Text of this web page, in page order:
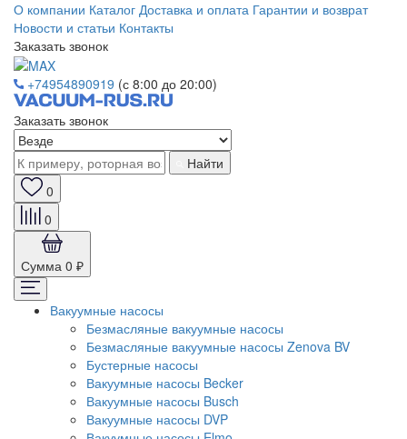
О компании Каталог Доставка и оплата Гарантии и возврат
Новости и статьи Контакты
Заказать звонок
+74954890919 (с 8:00 до 20:00)
Заказать звонок
Найти
0
0
Сумма 0 ₽
Вакуумные насосы
Безмасляные вакуумные насосы
Безмасляные вакуумные насосы Zenova BV
Бустерные насосы
Вакуумные насосы Becker
Вакуумные насосы Busch
Вакуумные насосы DVP